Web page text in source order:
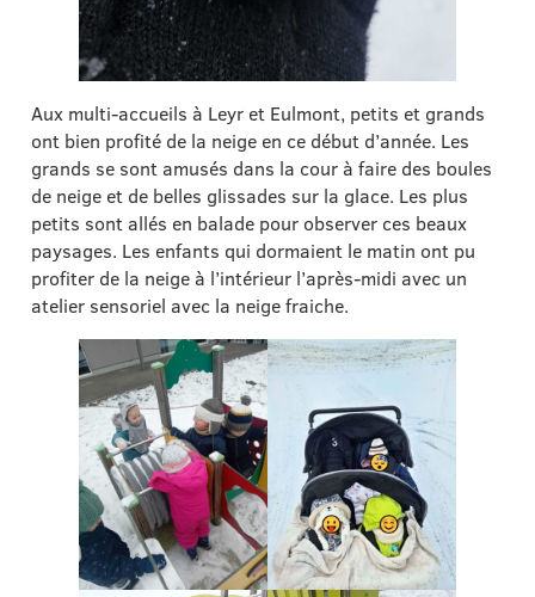
Aux multi-accueils à Leyr et Eulmont, petits et grands
ont bien profité de la neige en ce début d’année. Les
grands se sont amusés dans la cour à faire des boules
de neige et de belles glissades sur la glace. Les plus
petits sont allés en balade pour observer ces beaux
paysages. Les enfants qui dormaient le matin ont pu
profiter de la neige à l’intérieur l’après-midi avec un
atelier sensoriel avec la neige fraiche.